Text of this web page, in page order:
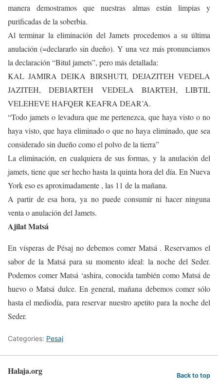
manera demostramos que nuestras almas están limpias y
purificadas de la soberbia.
Al terminar la eliminación del Jamets procedemos a su última
anulación (=declararlo sin dueño). Y una vez más pronunciamos
la declaración “Bitul jamets”, pero más detallada:
KAL JAMIRA DEIKA BIRSHUTI, DEJAZITEH VEDELA
JAZITEH, DEBIARTEH VEDELA BIARTEH, LIBTIL
VELEHEVE HAFQER KEAFRA DEAR’A.
“Todo jamets o levadura que me pertenezca, que haya visto o no
haya visto, que haya eliminado o que no haya eliminado, que sea
considerado sin dueño como el polvo de la tierra”
La eliminación, en cualquiera de sus formas, y la anulación del
jamets, tiene que ser hecho hasta la quinta hora del día. En Nueva
York eso es aproximadamente , las 11 de la mañana.
A partir de esa hora, ya no puede consumir ni hacer ninguna
venta o anulación del Jamets.
Ajilat Matsá
En vísperas de Pésaj no debemos comer Matsá . Reservamos el
sabor de la Matsá para su momento ideal: la noche del Seder.
Podemos comer Matsá ‘ashira, conocida también como Matsá de
huevo o Matsá dulce. En general, mañana debemos comer sólo
hasta el mediodía, para reservar nuestro apetito para la noche del
Seder.
Categories: Pesaj
Halaja.org Back to top